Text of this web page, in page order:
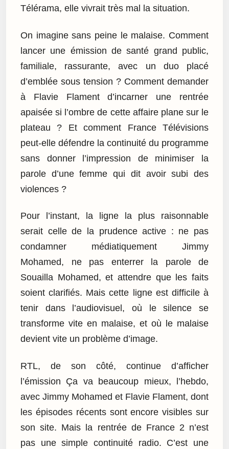
Télérama, elle vivrait très mal la situation.
On imagine sans peine le malaise. Comment
lancer une émission de santé grand public,
familiale, rassurante, avec un duo placé
d’emblée sous tension ? Comment demander
à Flavie Flament d’incarner une rentrée
apaisée si l’ombre de cette affaire plane sur le
plateau ? Et comment France Télévisions
peut-elle défendre la continuité du programme
sans donner l’impression de minimiser la
parole d’une femme qui dit avoir subi des
violences ?
Pour l’instant, la ligne la plus raisonnable
serait celle de la prudence active : ne pas
condamner médiatiquement Jimmy
Mohamed, ne pas enterrer la parole de
Souailla Mohamed, et attendre que les faits
soient clarifiés. Mais cette ligne est difficile à
tenir dans l’audiovisuel, où le silence se
transforme vite en malaise, et où le malaise
devient vite un problème d’image.
RTL, de son côté, continue d’afficher
l’émission Ça va beaucoup mieux, l’hebdo,
avec Jimmy Mohamed et Flavie Flament, dont
les épisodes récents sont encore visibles sur
son site. Mais la rentrée de France 2 n’est
pas une simple continuité radio. C’est une